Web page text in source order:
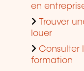
en
Trouver
louer
Consulter
formation